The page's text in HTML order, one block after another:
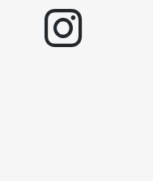
instagram